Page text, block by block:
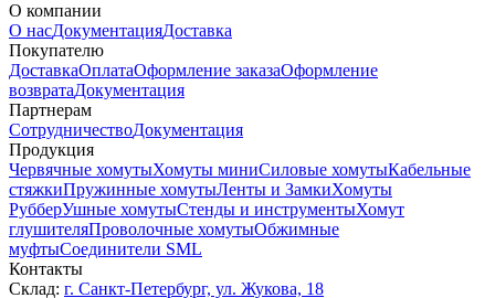
О компании
О насДокументацияДоставка
Покупателю
ДоставкаОплатаОформление заказаОформление
возвратаДокументация
Партнерам
СотрудничествоДокументация
Продукция
Червячные хомутыХомуты миниСиловые хомутыКабельные
стяжкиПружинные хомутыЛенты и ЗамкиХомуты
РубберУшные хомутыСтенды и инструментыХомут
глушителяПроволочные хомутыОбжимные
муфтыСоединители SML
Контакты
Склад: г. Санкт-Петербург, ул. Жукова, 18